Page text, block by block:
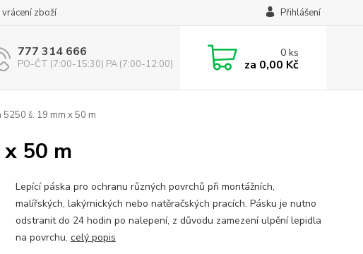
vrácení zboží Přihlášení
777 314 666
PO-ČT (7:00-15:30) PA (7:00-12:00)
0ks
za 0,00 Kč
5250 š. 19 mm x 50 m
50 m
Lepící páska pro ochranu různých povrchů při montážních,
malířských, lakýrnických nebo natěračských pracích. Pásku je nutno
odstranit do 24 hodin po nalepení, z důvodu zamezení ulpění lepidla
na povrchu. celý popis